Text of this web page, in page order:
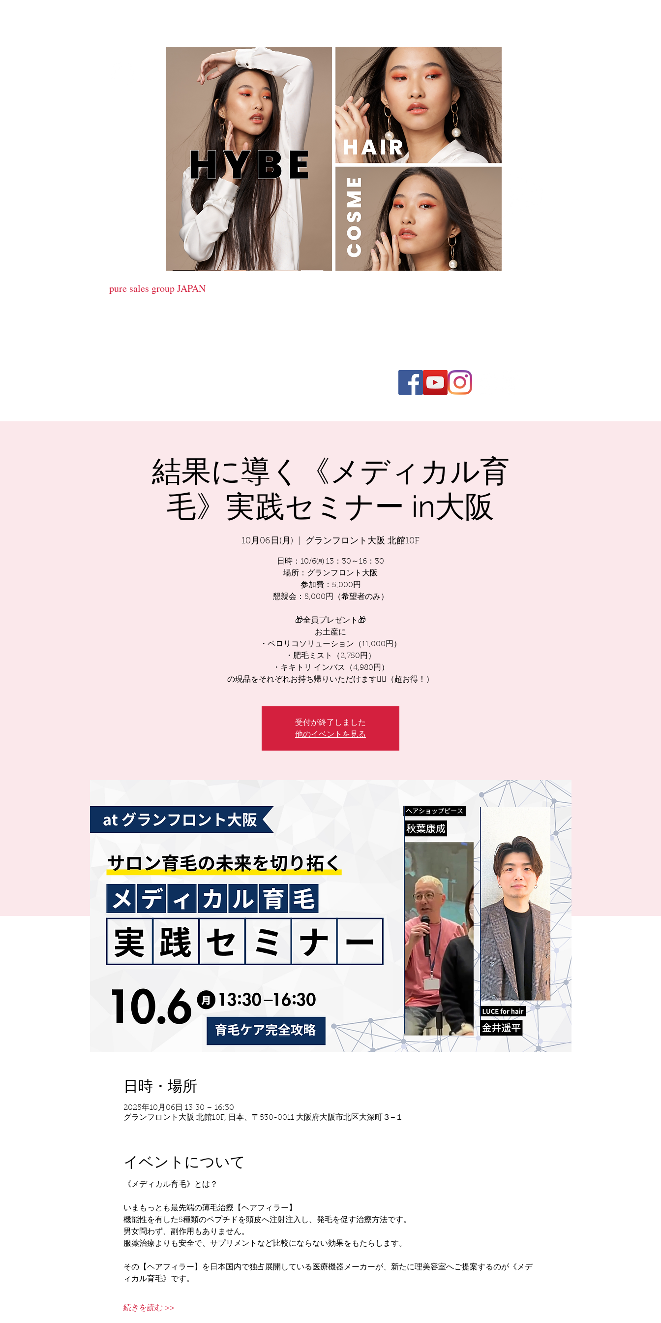
HYBE
cosmetics
pure sales group JAPAN
結果に導く《メディカル育
毛》実践セミナー in大阪
10月06日(月) グランフロント大阪 北館10F
日時：10/6㈪ 13：30～16：30
場所：グランフロント大阪
参加費：5,000円
懇親会：5,000円（希望者のみ）
🎁全員プレゼント🎁
お土産に
・ペロリコソリューション（11,000円）
・肥毛ミスト（2,750円）
・キキトリ インバス（4,980円）
の現品をそれぞれお持ち帰りいただけます🙋‍♀️（超お得！）
受付が終了しました
他のイベントを見る
日時・場所
2025年10月06日 13:30 – 16:30
グランフロント大阪 北館10F, 日本、〒530-0011 大阪府大阪市北区大深町３−１
イベントについて
《メディカル育毛》とは？
いまもっとも最先端の薄毛治療【ヘアフィラー】
機能性を有した5種類のペプチドを頭皮へ注射注入し、発毛を促す治療方法です。
男女問わず、副作用もありません。
服薬治療よりも安全で、サプリメントなど比較にならない効果をもたらします。
その【ヘアフィラー】を日本国内で独占展開している医療機器メーカーが、新たに理美容室へご提案するのが《メデ
ィカル育毛》です。
続きを読む >>